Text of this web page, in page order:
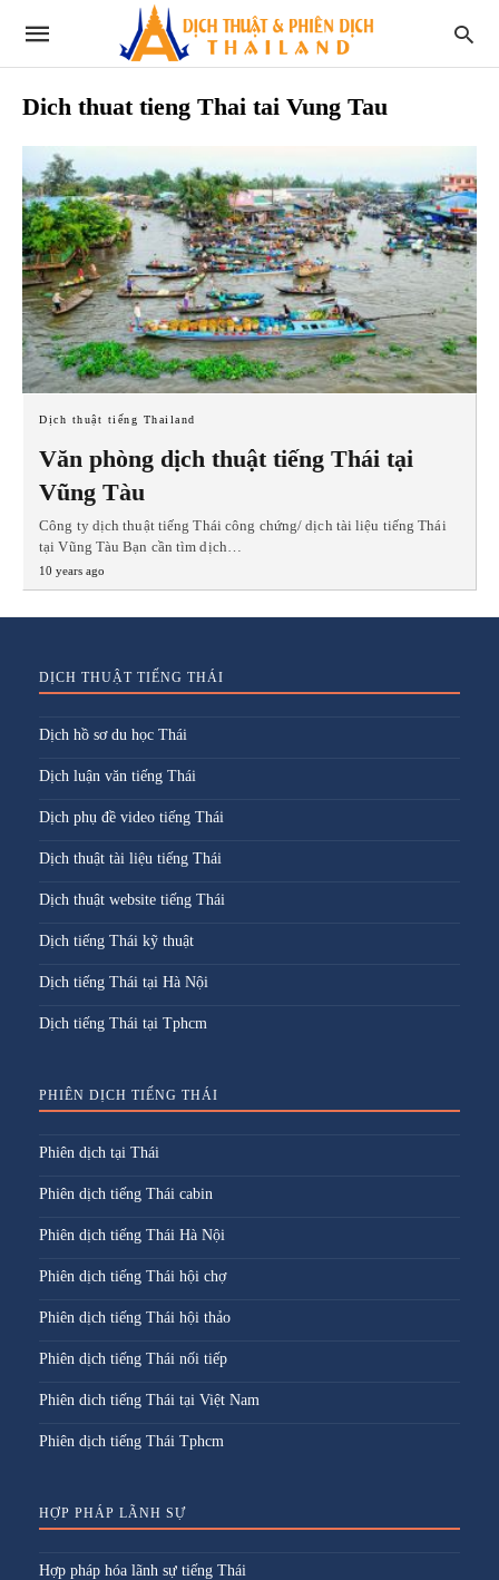
Dich thuat tieng Thai tai Vung Tau
Dịch thuật tiếng Thailand
Văn phòng dịch thuật tiếng Thái tại
Vũng Tàu
Công ty dịch thuật tiếng Thái công chứng/ dịch tài liệu tiếng Thái
tại Vũng Tàu Bạn cần tìm dịch…
10 years ago
DỊCH THUẬT TIẾNG THÁI
Dịch hồ sơ du học Thái
Dịch luận văn tiếng Thái
Dịch phụ đề video tiếng Thái
Dịch thuật tài liệu tiếng Thái
Dịch thuật website tiếng Thái
Dịch tiếng Thái kỹ thuật
Dịch tiếng Thái tại Hà Nội
Dịch tiếng Thái tại Tphcm
PHIÊN DỊCH TIẾNG THÁI
Phiên dịch tại Thái
Phiên dịch tiếng Thái cabin
Phiên dịch tiếng Thái Hà Nội
Phiên dịch tiếng Thái hội chợ
Phiên dịch tiếng Thái hội thảo
Phiên dịch tiếng Thái nối tiếp
Phiên dich tiếng Thái tại Việt Nam
Phiên dịch tiếng Thái Tphcm
HỢP PHÁP LÃNH SỰ
Hợp pháp hóa lãnh sự tiếng Thái